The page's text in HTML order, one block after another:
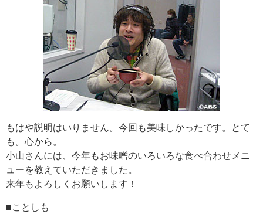
もはや説明はいりません。今回も美味しかったです。とて
も。心から。
小山さんには、今年もお味噌のいろいろな食べ合わせメニ
ューを教えていただきました。
来年もよろしくお願いします！
■ことしも